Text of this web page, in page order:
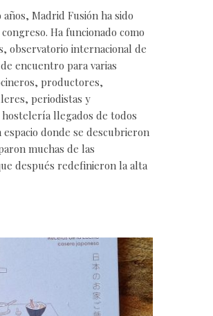
Madrid Fusión ha sido
Ha funcionado como
observatorio internacional de
encuentro para varias
productores,
periodistas y
llegados de todos
donde se descubrieron
muchas de las
después redefinieron la alta